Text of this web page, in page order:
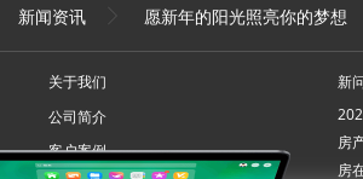
新闻资讯 愿新年的阳光照亮你的梦想
关于我们
公司简介
客户案例
新
房